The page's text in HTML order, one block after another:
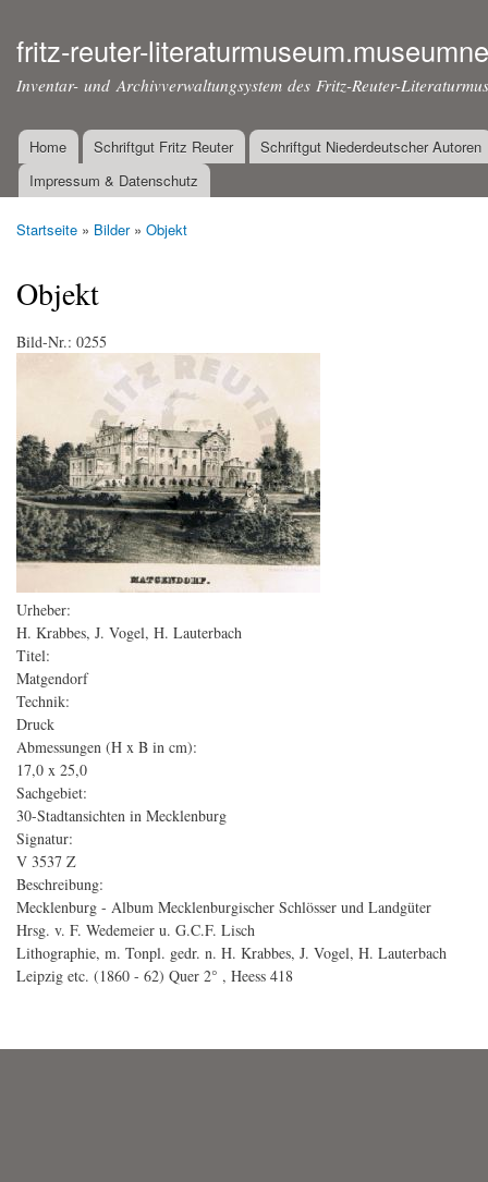
fritz-reuter-
Inventar- und Archivverwaltungsystem des Fritz-Reuter-
Hauptmenü
Home Schriftgut Fritz Reuter
Schriftgut Niederdeutscher Autoren
Impressum & Datenschutz
Startseite » Bilder» Objekt
Objekt
Bild-Nr.: 0255
Urheber:
H. Krabbes, J. Vogel, H. Lauterbach
Titel:
Matgendorf
Technik:
Druck
Abmessungen (H x B in cm):
17,0 x 25,0
Sachgebiet:
30-Stadtansichten in Mecklenburg
Signatur:
V 3537 Z
Beschreibung:
Mecklenburg - Album Mecklenburgischer Schlösser und Landgüter
Hrsg. v. F. Wedemeier u. G.C.F. Lisch
Lithographie, m. Tonpl. gedr. n. H. Krabbes, J. Vogel, H. Lauterbach
Leipzig etc. (1860 - 62) Quer 2° , Heess 418